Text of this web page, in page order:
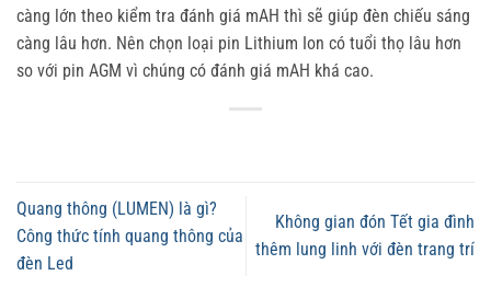
càng lớn theo kiểm tra đánh giá mAH thì sẽ giúp đèn chiếu sáng
càng lâu hơn. Nên chọn loại pin Lithium Ion có tuổi thọ lâu hơn
so với pin AGM vì chúng có đánh giá mAH khá cao.
Quang thông (LUMEN) là gì?
Công thức tính quang thông của
đèn Led
Không gian đón Tết gia đình
thêm lung linh với đèn trang trí